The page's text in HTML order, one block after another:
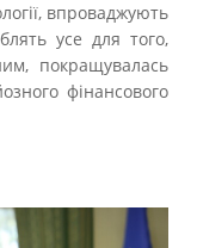
впроваджують
усе для того,
покращувалась
фінансового